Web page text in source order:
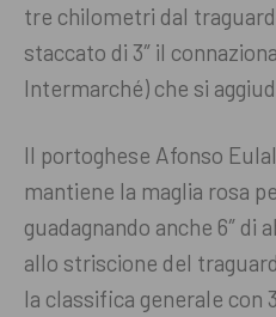
tre chilometri dal
staccato di 3″ il
Intermarché) che si
Il portoghese Afonso
mantiene la maglia rosa
guadagnando anche 6″ di
allo striscione del
la classifica generale con